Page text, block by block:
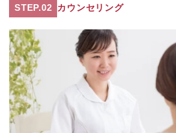
STEP.02 カウンセリング